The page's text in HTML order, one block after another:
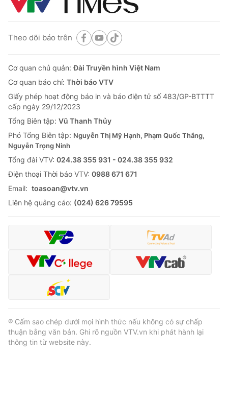
Theo dõi báo trên
Cơ quan chủ quản:Đài Truyền hình Việt Nam
Cơ quan báo chí: Thời báo VTV
Giấy phép hoạt động báo in và báo điện tử số 483/GP-BTTTT
cấp ngày 29/12/2023
Tổng Biên tập: Vũ Thanh Thủy
Phó Tổng Biên tập: Nguyễn Thị Mỹ Hạnh, Phạm Quốc Thắng,
Nguyễn Trọng Ninh
Tổng đài VTV: 024.38 355 931 - 024.38 355 932
Ðiện thoại Thời báo VTV: 0988 671 671
Email: toasoan@vtv.vn
Liên hệ quảng cáo: (024) 626 79595
® Cấm sao chép dưới mọi hình thức nếu không có sự chấp
thuận bằng văn bản. Ghi rõ nguồn VTV.vn khi phát hành lại
thông tin từ website này.